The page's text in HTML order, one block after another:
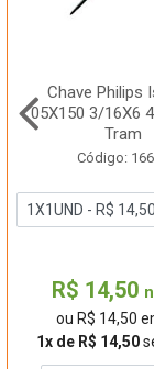
Chave Philips
05X150 3/16X6
Tram
Código:
R$ 14,50
ou R$ 14,50
1x de R$ 14,50